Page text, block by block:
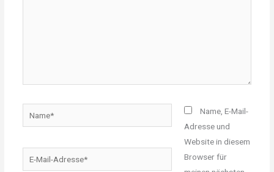
Mail-
Name, E-Mail-
Adresse und
Website in diesem
Browser für